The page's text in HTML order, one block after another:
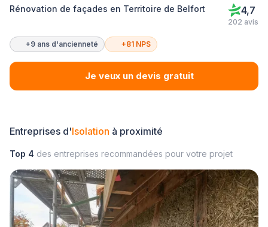
Rénovation de façades en Territoire de Belfort 4,7
202 avis
+9 ans d'ancienneté +81 NPS
Je veux un devis gratuit
Entreprises d'Isolation à proximité
Top 4 des entreprises recommandées pour votre projet